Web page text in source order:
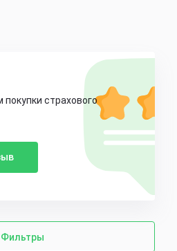
страхового
Фильтры